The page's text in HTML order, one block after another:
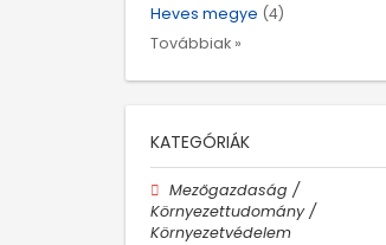
Heves megye (4)
Továbbiak »
KATEGÓRIÁK
Mezőgazdaság /
Környezettudomány /
Környezetvédelem